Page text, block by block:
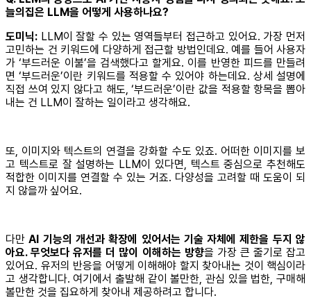
늘의집은 LLM을 어떻게 사용하나요?
도미닉: LLM이 잘할 수 있는 영역들부터 접근하고 있어요. 가장 먼저
고민하는 건 키워드에 다양하게 접근할 방법인데요. 예를 들어 사용자
가 ‘부드러운 이불’을 검색했다고 할게요. 이를 반영한 피드를 만들려
면 ‘부드러운’이란 키워드를 적용할 수 있어야 하는데요. 상세 설명에
직접 쓰여 있지 않다고 해도, ‘부드러운’이란 값을 적용할 항목을 뽑아
내는 건 LLM이 잘하는 일이라고 생각해요.
또, 이미지와 텍스트의 연결을 강화할 수도 있죠. 어떠한 이미지를 보
고 텍스트로 잘 설명하는 LLM이 있다면, 텍스트 중심으로 추천해도
적합한 이미지를 연결할 수 있는 거죠. 다양성을 고려할 때 도움이 되
지 않을까 싶어요.
다만AI 기능의 개선과 확장에 있어서는 기술 자체에 제한을 두지 않
아요. 무엇보다 유저를 더 많이 이해하는 방향을 가장 큰 줄기로 잡고
있어요. 유저의 반응을 어떻게 이해해야 할지 찾아내는 것이 핵심이라
고 생각합니다. 여기에서 출발해 같이 볼만한, 관심 있을 법한, 구매해
볼만한 것을 집요하게 찾아내 제공하려고 합니다.